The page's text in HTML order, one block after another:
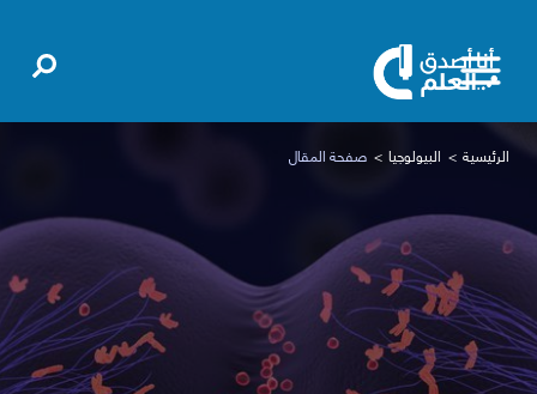
الرئيسية البيولوجيا صفحة المقال